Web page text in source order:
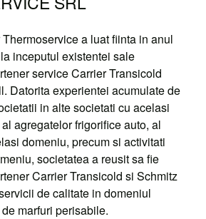
a luat fiinta in anul
inceputul existentei sale
service Carrier Transicold
Datorita experientei acumulate de
in alte societati cu acelasi
agregatelor frigorifice auto, al
domeniu, precum si activitati
societatea a reusit sa fie
Carrier Transicold si Schmitz
de calitate in domeniul
marfuri perisabile.